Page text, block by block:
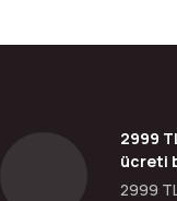
2999
ücreti
2999